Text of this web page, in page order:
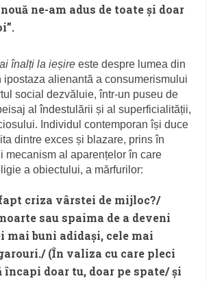
ne-am adus de toate și doar
înalți la ieșireeste despre lumea din
ipostaza alienantă a consumerismului
social dezvăluie, într-un puseu de
al îndestulării și al superficialității,
Individul contemporan își duce
dintre exces și blazare, prins în
mecanism al aparențelor în care
a obiectului, a mărfurilor:
fapt criza vârstei de mijloc?/
sau spaima de a deveni
mai buni adidași, cele mai
(În valiza cu care pleci
încapi doar tu, doar pe spate/ și